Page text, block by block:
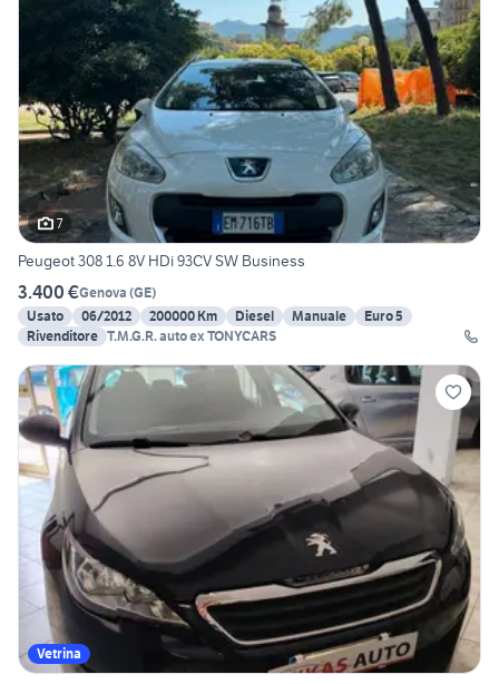
7
Peugeot 308 1.6 8V HDi 93CV SW Business
3.400 €Genova (GE)
Usato
06/2012 200000 Km Diesel Manuale
Euro 5
Rivenditore T.M.G.R. auto ex TONYCARS
Vetrina